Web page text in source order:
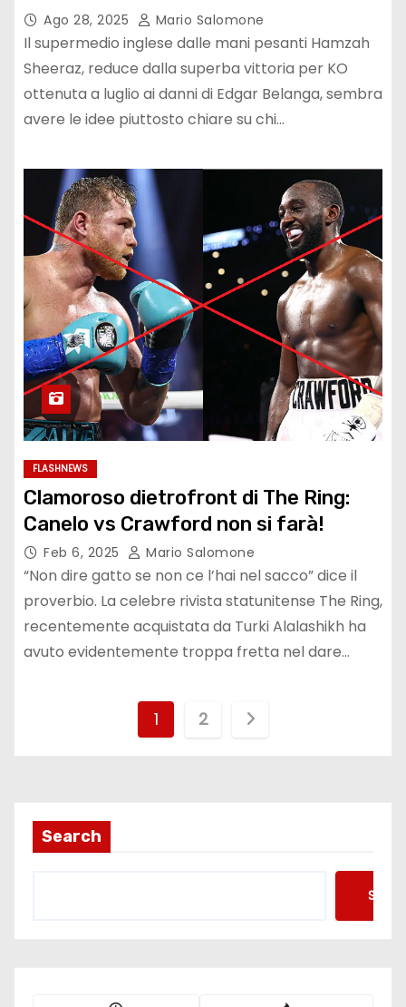
Ago 28, 2025 Mario Salomone
Il supermedio inglese dalle mani pesanti Hamzah
Sheeraz, reduce dalla superba vittoria per KO
ottenuta a luglio ai danni di Edgar Belanga, sembra
avere le idee piuttosto chiare su chi…
FLASHNEWS
Clamoroso dietrofront di The Ring:
Canelo vs Crawford non si farà!
Feb 6, 2025 Mario Salomone
“Non dire gatto se non ce l’hai nel sacco” dice il
proverbio. La celebre rivista statunitense The Ring,
recentemente acquistata da Turki Alalashikh ha
avuto evidentemente troppa fretta nel dare…
1 2
Search